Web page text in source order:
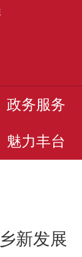
政务服务
魅力丰台
新发展